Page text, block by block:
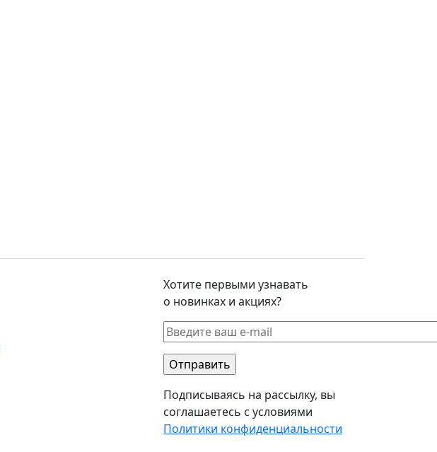
Хотите первыми узнавать
о новинках и акциях?
Подписываясь на рассылку, вы
соглашаетесь с условиями
Политики конфиденциальности